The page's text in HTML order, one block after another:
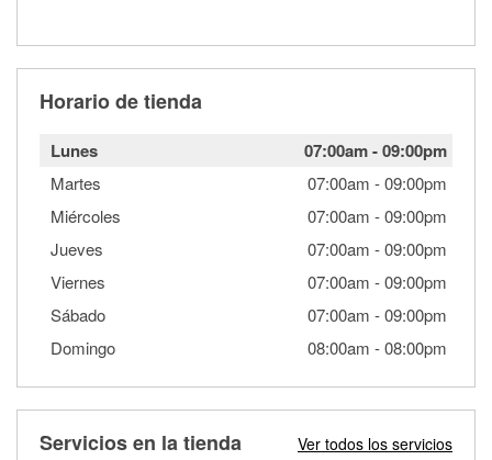
Horario de tienda
Lunes 07:00am-09:00pm
Martes 07:00am -09:00pm
Miércoles
07:00am -09:00pm
Jueves
07:00am -09:00pm
Viernes
07:00am -09:00pm
Sábado
07:00am -09:00pm
Domingo
08:00am -08:00pm
Servicios en la tienda Ver todos los servicios